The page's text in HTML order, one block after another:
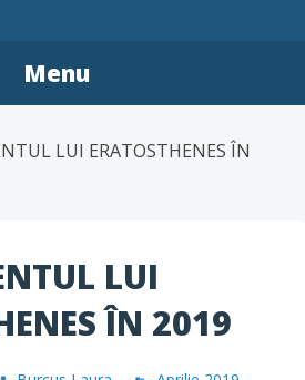
Menu
LUI ERATOSTHENES ÎN
LUI
ÎN 2019